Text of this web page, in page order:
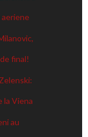
aeriene
final!
la Viena
au